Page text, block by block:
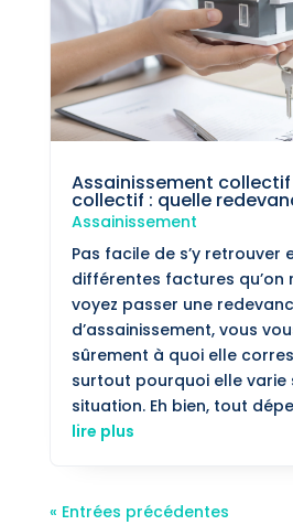
Assainissement
collectif : quelle
Assainissement
Pas facile de s’y retrouver
différentes factures qu’on
voyez passer une
d’assainissement, vous
sûrement à quoi elle
surtout pourquoi elle varie
situation. Eh bien, tout
lire plus
« Entrées précédentes